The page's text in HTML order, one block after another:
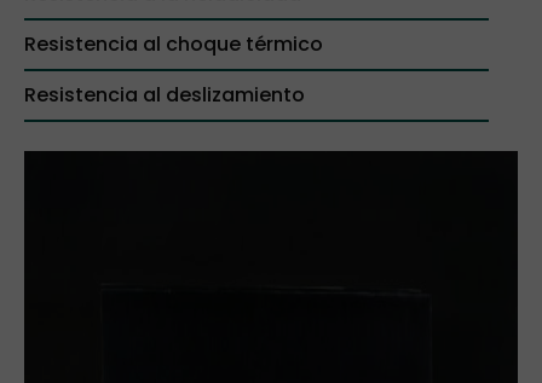
Resistencia al choque térmico
Resistencia al deslizamiento